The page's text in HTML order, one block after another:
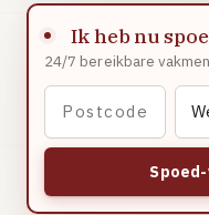
VERWARMING & KLIMAAT
CV-ketel vervangen
Vloerverwarming
Airco installeren
Thermostaat installeren
Ik heb nu
24/7 bereikbare